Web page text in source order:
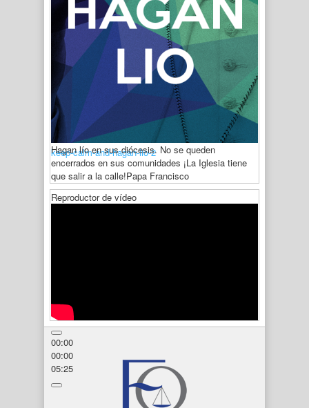
keep-calm-and-hagan-lio-2
Hagan lío en sus diócesis. No se queden
encerrados en sus comunidades ¡La Iglesia tiene
que salir a la calle!Papa Francisco
Reproductor de vídeo
00:00
00:00
05:25